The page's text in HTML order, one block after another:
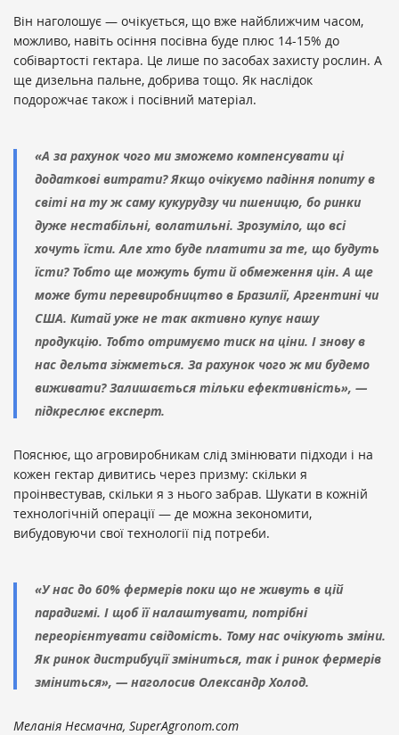
Він наголошує — очікується, що вже найближчим часом,
можливо, навіть осіння посівна буде плюс 14-15% до
собівартості гектара. Це лише по засобах захисту рослин. А
ще дизельна пальне, добрива тощо. Як наслідок
подорожчає також і посівний матеріал.
«А за рахунок чого ми зможемо компенсувати ці
додаткові витрати? Якщо очікуємо падіння попиту в
світі на ту ж саму кукурудзу чи пшеницю, бо ринки
дуже нестабільні, волатильні. Зрозуміло, що всі
хочуть їсти. Але хто буде платити за те, що будуть
їсти? Тобто ще можуть бути й обмеження цін. А ще
може бути перевиробництво в Бразилії, Аргентині чи
США. Китай уже не так активно купує нашу
продукцію. Тобто отримуємо тиск на ціни. І знову в
нас дельта зіжметься. За рахунок чого ж ми будемо
виживати? Залишається тільки ефективність», —
підкреслює експерт.
Пояснює, що агровиробникам слід змінювати підходи і на
кожен гектар дивитись через призму: скільки я
проінвестував, скільки я з нього забрав. Шукати в кожній
технологічній операції — де можна зекономити,
вибудовуючи свої технології під потреби.
«У нас до 60% фермерів поки що не живуть в цій
парадигмі. І щоб її налаштувати, потрібні
переорієнтувати свідомість. Тому нас очікують зміни.
Як ринок дистрибуції зміниться, так і ринок фермерів
зміниться», — наголосив Олександр Холод.
Меланія Несмачна, SuperAgronom.com